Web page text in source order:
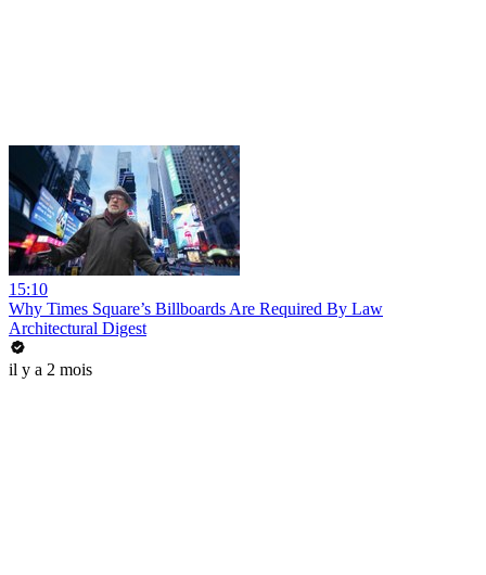
15:10
Why Times Square’s Billboards Are Required By Law
Architectural Digest
il y a 2 mois